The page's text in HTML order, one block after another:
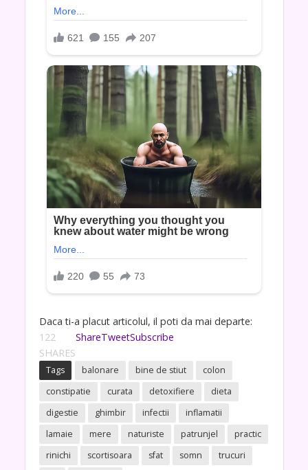
Daca ti-a placut articolul, il poti da mai departe:
122
SHARES
ShareTweetSubscribe
Tags balonare bine de stiut
colon
constipatie
curata detoxifiere
dieta
digestie
ghimbir infectii
inflamatii
lamaie
mere naturiste patrunjel
practic
rinichi
scortisoara sfat somn
trucuri